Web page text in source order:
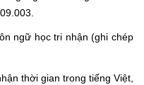
ngữ học tri nhận (ghi chép
thời gian trong tiếng Việt,